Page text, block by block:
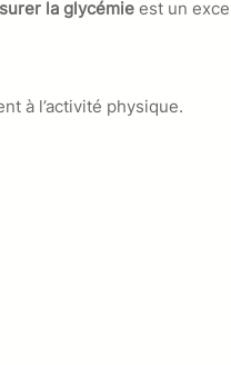
la glycémie est un
à l’activité physique.